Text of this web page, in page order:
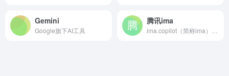
‎Gemini
Google旗下AI工具
腾讯ima